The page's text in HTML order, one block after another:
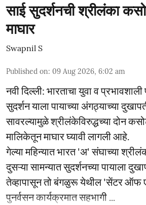
साई सुदर्शनची श्रीलंका
माघार
Swapnil S
Published on: 09 Aug 2026, 6:02 am
नवी दिल्ली: भारताचा युवा व
सुदर्शन याला पायाच्या अंगठ्याच्या
सावरल्यामुळे श्रीलंकेविरुद्धच्या दोन
मालिकेतून माघार घ्यावी लागली आहे.
गेल्या महिन्यात भारत 'अ' संघाच्या
दुसऱ्या सामन्यात सुदर्शनच्या पायाला
तेव्हापासून तो बंगळुरू येथील 'सेंटर ऑफ
पुनर्वसन कार्यक्रमात सहभागी ...